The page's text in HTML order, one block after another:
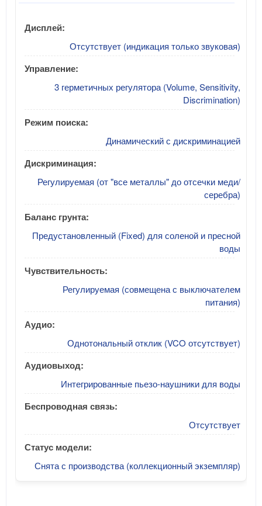
Дисплей:
Отсутствует (индикация только звуковая)
Управление:
3 герметичных регулятора (Volume, Sensitivity,
Discrimination)
Режим поиска:
Динамический с дискриминацией
Дискриминация:
Регулируемая (от "все металлы" до отсечки меди/
серебра)
Баланс грунта:
Предустановленный (Fixed) для соленой и пресной
воды
Чувствительность:
Регулируемая (совмещена с выключателем
питания)
Аудио:
Однотональный отклик (VCO отсутствует)
Аудиовыход:
Интегрированные пьезо-наушники для воды
Беспроводная связь:
Отсутствует
Статус модели:
Снята с производства (коллекционный экземпляр)